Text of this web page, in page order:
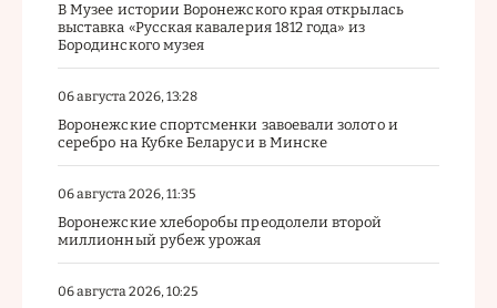
В Музее истории Воронежского края открылась
выставка «Русская кавалерия 1812 года» из
Бородинского музея
06 августа 2026, 13:28
Воронежские спортсменки завоевали золото и
серебро на Кубке Беларуси в Минске
06 августа 2026, 11:35
Воронежские хлеборобы преодолели второй
миллионный рубеж урожая
06 августа 2026, 10:25